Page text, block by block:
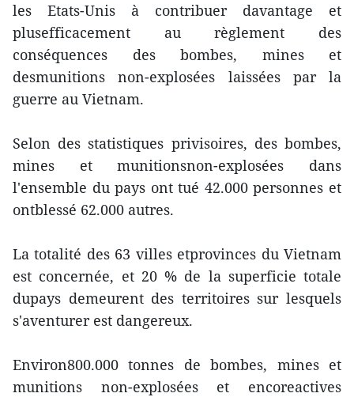
les Etats-Unis à contribuer davantage et
plusefficacement au règlement des
conséquences des bombes, mines et
desmunitions non-explosées laissées par la
guerre au Vietnam.
Selon des statistiques privisoires, des bombes,
mines et munitionsnon-explosées dans
l'ensemble du pays ont tué 42.000 personnes et
ontblessé 62.000 autres.
La totalité des 63 villes etprovinces du Vietnam
est concernée, et 20 % de la superficie totale
dupays demeurent des territoires sur lesquels
s'aventurer est dangereux.
Environ800.000 tonnes de bombes, mines et
munitions non-explosées et encoreactives